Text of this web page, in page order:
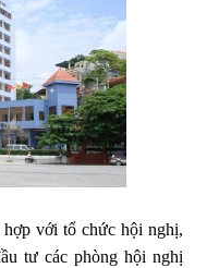
với tổ chức hội nghị,
tư các phòng hội nghị